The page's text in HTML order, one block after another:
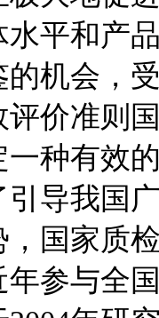
平和产
机会，
准则国
有效的
导我国
国家质
参与全